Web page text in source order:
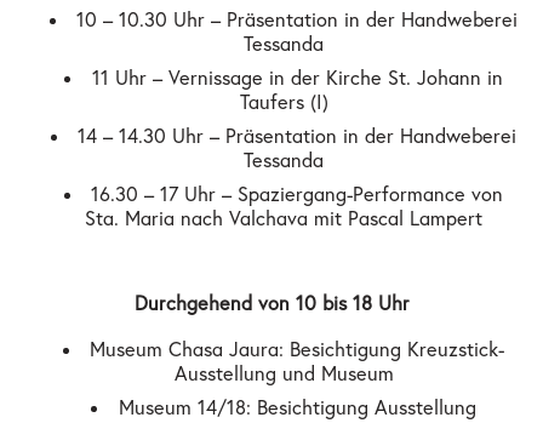
10 – 10.30 Uhr – Präsentation in der Handweberei
Tessanda
11 Uhr – Vernissage in der Kirche St. Johann in
Taufers (I)
14 – 14.30 Uhr – Präsentation in der Handweberei
Tessanda
16.30 – 17 Uhr – Spaziergang-Performance von
Sta. Maria nach Valchava mit Pascal Lampert
Durchgehend von 10 bis 18 Uhr
Museum Chasa Jaura: Besichtigung Kreuzstick-
Ausstellung und Museum
Museum 14/18: Besichtigung Ausstellung